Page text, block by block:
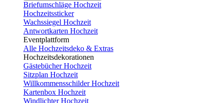
Briefumschläge Hochzeit
Hochzeitssticker
Wachssiegel Hochzeit
Antwortkarten Hochzeit
Eventplattform
Alle Hochzeitsdeko & Extras
Hochzeitsdekorationen
Gästebücher Hochzeit
Sitzplan Hochzeit
Willkommensschilder Hochzeit
Kartenbox Hochzeit
Windlichter Hochzeit